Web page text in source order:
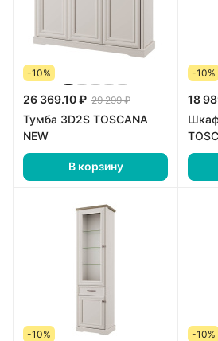
-10%
26 369.10 ₽ 29 299 ₽
Тумба 3D2S TOSCANA
NEW
В корзину
-10%
18
Шкаф
-10% -10%